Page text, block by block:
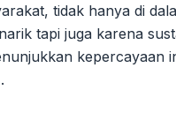
tidak hanya di
tapi juga karena
kepercayaan